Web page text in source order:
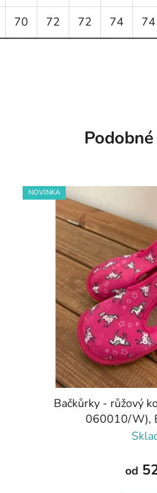
70 72 72 74 74
NOVINKA
Bačkůrky - růžový
060010/W),
od